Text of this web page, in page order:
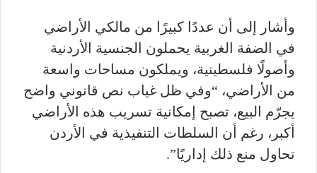
وأشار إلى أن عددًا كبيرًا من مالكي الأراضي
في الضفة الغربية يحملون الجنسية الأردنية
وأصولًا فلسطينية، ويملكون مساحات واسعة
من الأراضي، “وفي ظل غياب نص قانوني واضح
يجرّم البيع، تصبح إمكانية تسريب هذه الأراضي
أكبر، رغم أن السلطات التنفيذية في الأردن
تحاول منع ذلك إداريًا”.